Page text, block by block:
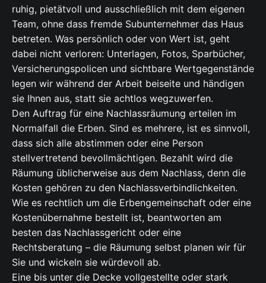
ruhig, pietätvoll und ausschließlich mit dem eigenen
Team, ohne dass fremde Subunternehmer das Haus
betreten. Was persönlich oder von Wert ist, geht
dabei nicht verloren: Unterlagen, Fotos, Sparbücher,
Versicherungspolicen und sichtbare Wertgegenstände
legen wir während der Arbeit beiseite und händigen
sie Ihnen aus, statt sie achtlos wegzuwerfen.
Den Auftrag für eine Nachlassräumung erteilen im
Normalfall die Erben. Sind es mehrere, ist es sinnvoll,
dass sich alle abstimmen oder eine Person
stellvertretend bevollmächtigen. Bezahlt wird die
Räumung üblicherweise aus dem Nachlass, denn die
Kosten gehören zu den Nachlassverbindlichkeiten.
Wie es rechtlich um die Erbengemeinschaft oder eine
Kostenübernahme bestellt ist, beantworten am
besten das Nachlassgericht oder eine
Rechtsberatung – die Räumung selbst planen wir für
Sie und wickeln sie würdevoll ab.
Eine bis unter die Decke vollgestellte oder stark